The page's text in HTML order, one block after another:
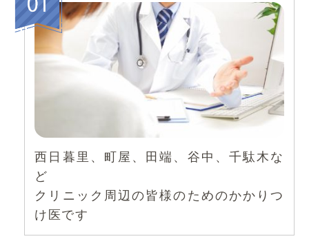
西日暮里、町屋、田端、谷中、千駄木な
ど
クリニック周辺の皆様のためのかかりつ
け医です